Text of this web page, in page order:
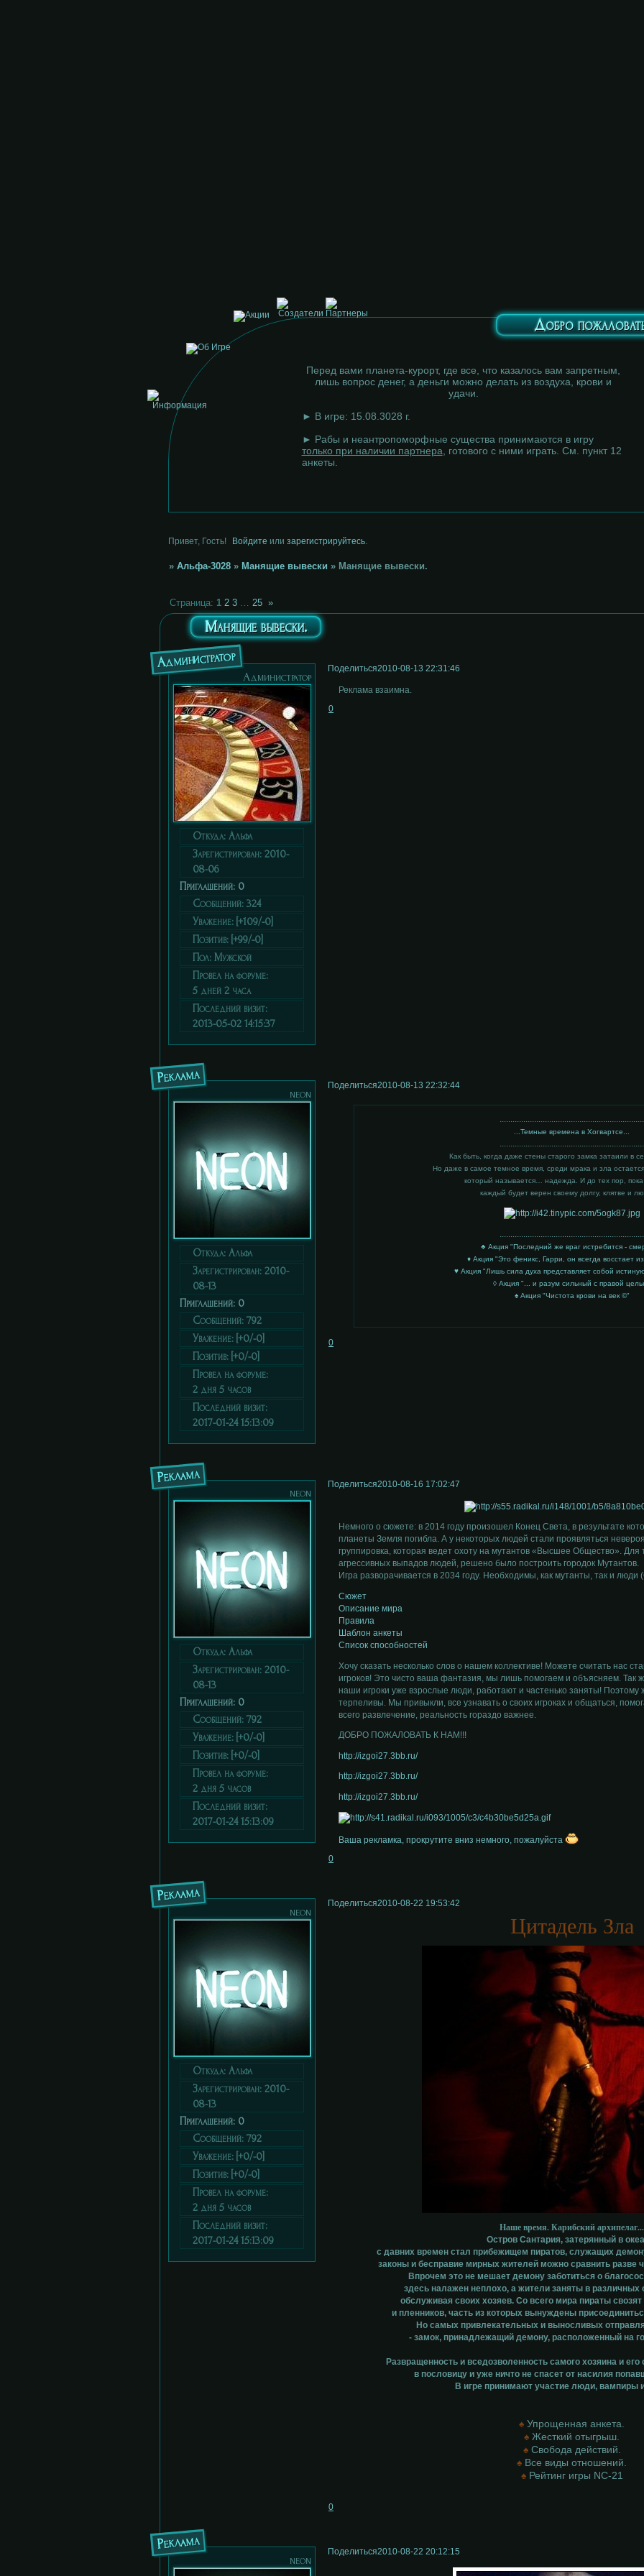
Добро
Перед вами планета-курорт, где все, что казалось вам запретным,
лишь вопрос денег, а деньги можно делать из воздуха, крови и
удачи.
► В игре: 15.08.3028 г.
► Рабы и неантропоморфные существа принимаются в игру
только при наличии партнера , готового с ними играть. См. пункт 12
анкеты.
Привет, Гость! Войдите илизарегистрируйтесь
» Альфа-3028 » Манящие вывески » Манящие вывески.
Манящие вывески.
Страница: 1 2 3 … 25 »
Поделиться2010-08-13 22:31:46
Администратор
Администратор
Откуда: Альфа
Зарегистрирован: 2010-
08-06
Приглашений: 0
Сообщений: 324
Уважение: [+109/-0]
Позитив: [+99/-0]
Пол: Мужской
Провел на форуме:
5 дней 2 часа
Последний визит:
2013-05-02 14:15:37
Реклама взаимна.
0
Поделиться2010-08-13 22:32:44
Реклама
neon
Откуда: Альфа
Зарегистрирован: 2010-
08-13
Приглашений: 0
Сообщений: 792
Уважение: [+0/-0]
Позитив: [+0/-0]
Провел на форуме:
2 дня 5 часов
Последний визит:
2017-01-24 15:13:09
...................................................................
...Темные времена в Хогвартсе...
...................................................................
Как быть, когда даже стены старого замка затаили в
Но даже в самое темное время, среди мрака и зла остается
который называется… надежда. И до тех пор,
каждый будет верен своему долгу, клятве и
♣ Акция "Последний же враг истребится -
♦ Акция "Это феникс, Гарри, он всегда восстает
♥ Акция "Лишь сила духа представляет собой
◊ Акция "... и разум сильный с правой
♠ Акция "Чистота крови на век ©"
0
Поделиться2010-08-16 17:02:47
Реклама
neon
Откуда: Альфа
Зарегистрирован: 2010-
08-13
Приглашений: 0
Сообщений: 792
Уважение: [+0/-0]
Позитив: [+0/-0]
Провел на форуме:
2 дня 5 часов
Последний визит:
2017-01-24 15:13:09
Немного о сюжете: в 2014 году произошел Конец Света, в результате
планеты Земля погибла. А у некоторых людей стали проявляться
группировка, которая ведет охоту на мутантов «Высшее Общество». Для
агрессивных выпадов людей, решено было построить городок Мутантов.
Игра разворачивается в 2034 году. Необходимы, как мутанты, так и
Сюжет
Описание мира
Правила
Шаблон анкеты
Список способностей
Хочу сказать несколько слов о нашем коллективе! Можете считать нас
игроков! Это чисто ваша фантазия, мы лишь помогаем и объясняем. Так
наши игроки уже взрослые люди, работают и частенько заняты!
терпеливы. Мы привыкли, все узнавать о своих игроках и общаться,
всего развлечение, реальность гораздо важнее.
ДОБРО ПОЖАЛОВАТЬ К НАМ!!!
http://izgoi27.3bb.ru/
http://izgoi27.3bb.ru/
http://izgoi27.3bb.ru/
Ваша рекламка, прокрутите вниз немного, пожалуйста
0
Поделиться2010-08-22 19:53:42
Реклама
neon
Откуда: Альфа
Зарегистрирован: 2010-
08-13
Приглашений: 0
Сообщений: 792
Уважение: [+0/-0]
Позитив: [+0/-0]
Провел на форуме:
2 дня 5 часов
Последний визит:
2017-01-24 15:13:09
Цитадель Зла
Наше время. Карибский архипелаг...
Остров Сантария, затерянный в
с давних времен стал прибежищем пиратов, служащих
законы и бесправие мирных жителей можно сравнить разве
Впрочем это не мешает демону заботиться о
здесь налажен неплохо, а жители заняты в различных
обслуживая своих хозяев. Со всего мира пираты
и пленников, часть из которых вынуждены
Но самых привлекательных и выносливых
- замок, принадлежащий демону, расположенный на
Развращенность и вседозволенность самого хозяина и
в пословицу и уже ничто не спасет от насилия
В игре принимают участие люди, вампиры
♠Упрощенная анкета.
♠ Жесткий отыгрыш.
♠ Свобода действий.
♠ Все виды отношений.
♠ Рейтинг игры NC-21
0
Поделиться2010-08-22 20:12:15
Реклама
neon